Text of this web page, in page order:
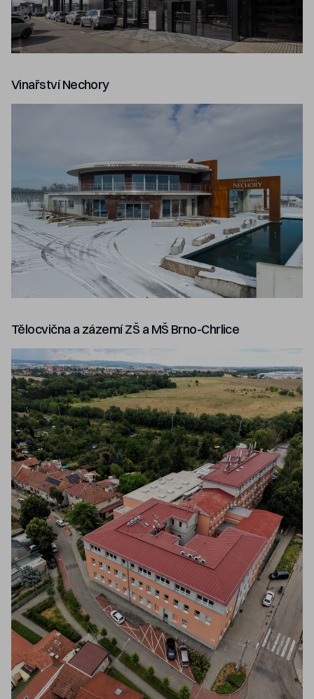
Vinařství Nechory
Tělocvična a zázemí ZŠ a MŠ Brno-Chrlice